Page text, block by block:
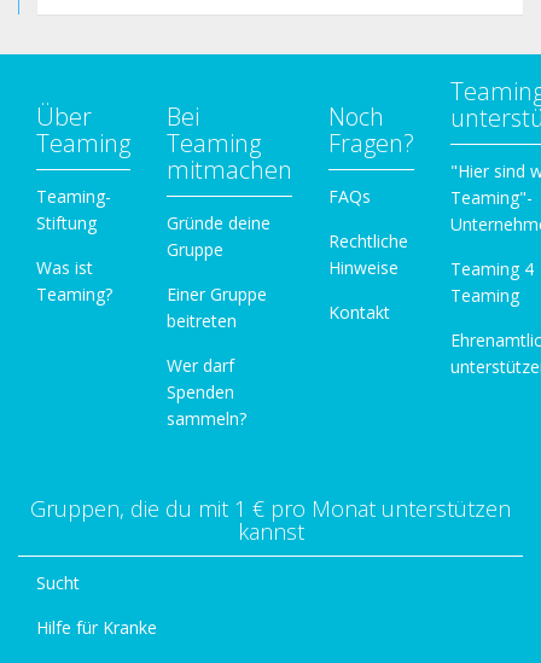
Über
Teaming
Teaming-
Stiftung
Was ist
Teaming?
Bei
Teaming
mitmachen
Gründe deine
Gruppe
Einer Gruppe
beitreten
Wer darf
Spenden
sammeln?
Noch
Fragen?
FAQs
Rechtliche
Hinweise
Kontakt
"Hier sind
Teaming"-
Teaming 4
Teaming
Gruppen, die du mit 1 € pro Monat unterstützen
kannst
Sucht
Hilfe für Kranke